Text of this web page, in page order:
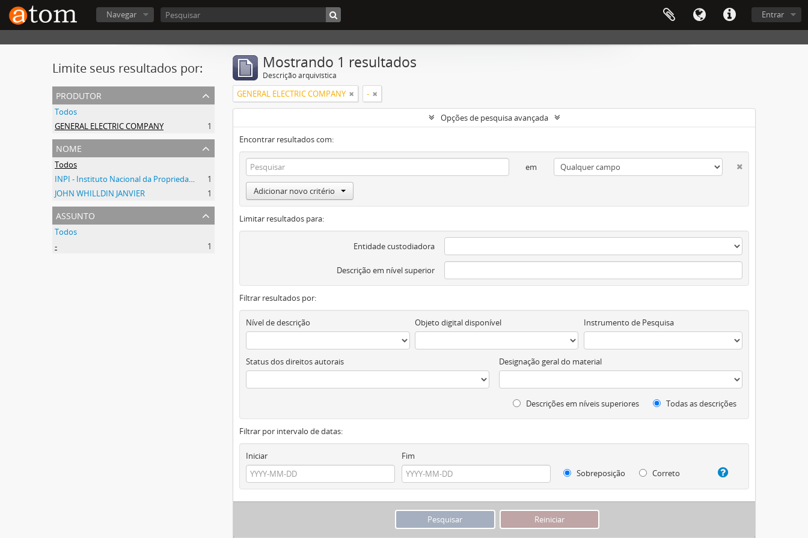
Entrar
Navegar
Limite seus resultados por:
produtor
Todos
GENERAL ELECTRIC COMPANY
1
nome
Todos
INPI - Instituto Nacional da Propriedade Industrial
1
JOHN WHILLDIN JANVIER
1
assunto
Todos
-
1
Mostrando 1 resultados
Descrição arquivística
GENERAL ELECTRIC COMPANY -
Opções de pesquisa avançada
Encontrar resultados com:
em
Adicionar novo critério
Limitar resultados para:
Entidade custodiadora
Descrição em nível superior
Filtrar resultados por:
Nível de descrição Objeto digital disponível Instrumento de Pesquisa
Status dos direitos autorais Designação geral do material
Descrições em níveis superiores Todas as descrições
Filtrar por intervalo de datas:
Iniciar
Fim
Sobreposição
Correto